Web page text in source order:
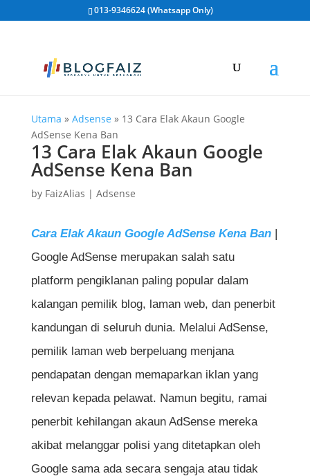
013-9346624 (Whatsapp Only)
Utama » Adsense » 13 Cara Elak Akaun Google
AdSense Kena Ban
13 Cara Elak Akaun Google
AdSense Kena Ban
by FaizAlias | Adsense
Cara Elak Akaun Google AdSense Kena Ban|
Google AdSense merupakan salah satu
platform pengiklanan paling popular dalam
kalangan pemilik blog, laman web, dan penerbit
kandungan di seluruh dunia. Melalui AdSense,
pemilik laman web berpeluang menjana
pendapatan dengan memaparkan iklan yang
relevan kepada pelawat. Namun begitu, ramai
penerbit kehilangan akaun AdSense mereka
akibat melanggar polisi yang ditetapkan oleh
Google sama ada secara sengaja atau tidak